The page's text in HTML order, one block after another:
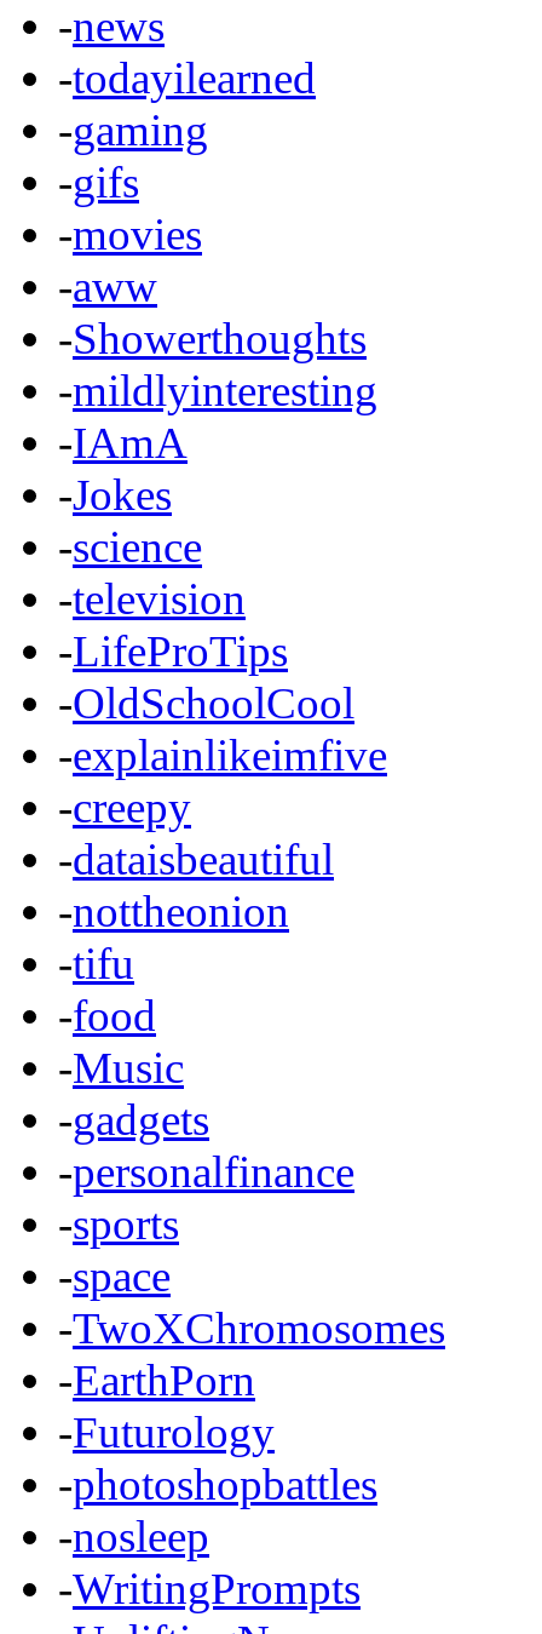
-news
-todayilearned
-gaming
-gifs
-movies
-aww
-Showerthoughts
-mildlyinteresting
-IAmA
-Jokes
-science
-television
-LifeProTips
-OldSchoolCool
-explainlikeimfive
-creepy
-dataisbeautiful
-nottheonion
-tifu
-food
-Music
-gadgets
-personalfinance
-sports
-space
-TwoXChromosomes
-EarthPorn
-Futurology
-photoshopbattles
-nosleep
-WritingPrompts